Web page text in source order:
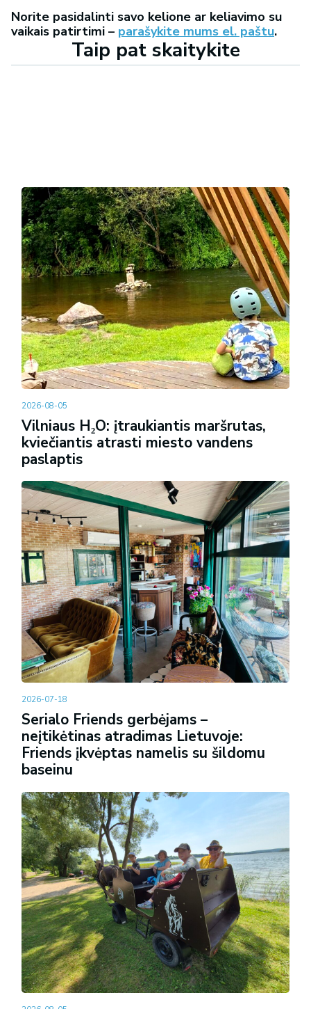
Norite pasidalinti savo kelione ar keliavimo su
vaikais patirtimi – parašykite mums el. paštu.
Taip pat skaitykite
2026-08-05
Vilniaus H₂O: įtraukiantis maršrutas,
kviečiantis atrasti miesto vandens
paslaptis
2026-07-18
Serialo Friends gerbėjams –
neįtikėtinas atradimas Lietuvoje:
Friends įkvėptas namelis su šildomu
baseinu